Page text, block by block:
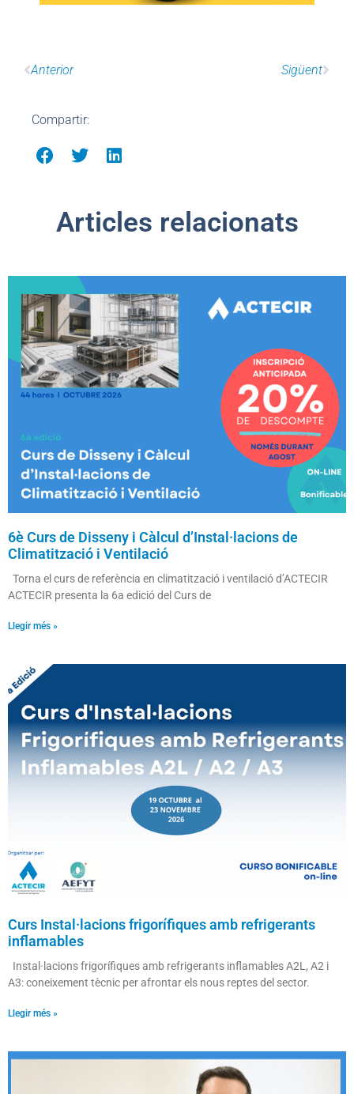
Anterior Sigüent
Compartir:
Articles relacionats
6è Curs de Disseny i Càlcul d’Instal·lacions de
Climatització i Ventilació
Torna el curs de referència en climatització i ventilació d’ACTECIR
ACTECIR presenta la 6a edició del Curs de
Llegir més »
Curs Instal·lacions frigorífiques amb refrigerants
inflamables
Instal·lacions frigorífiques amb refrigerants inflamables A2L, A2 i
A3: coneixement tècnic per afrontar els nous reptes del sector.
Llegir més »